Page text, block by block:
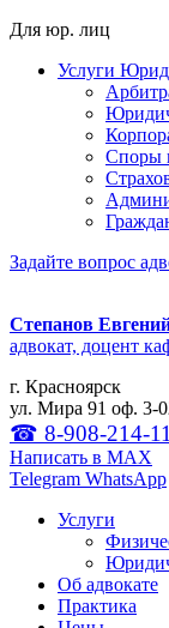
Для юр. лиц
Услуги
Споры
Задайте вопрос
Степанов
адвокат, доцент
г. Красноярск
ул. Мира 91 оф. 3-
☎ 8-908-214-
Написать в МАХ
Telegram WhatsApp
Услуги
Об адвокате
Практика